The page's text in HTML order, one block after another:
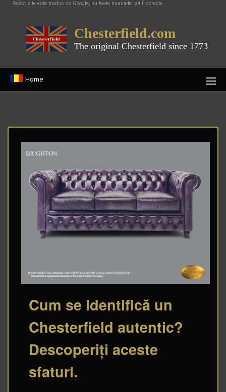
Acest site este tradus de Google, nu toate nuanțele pot fi corecte.
Chesterfield.com
The original Chesterfield since 1773
Home
Cum se identifică un
Chesterfield autentic?
Descoperiți aceste
sfaturi.